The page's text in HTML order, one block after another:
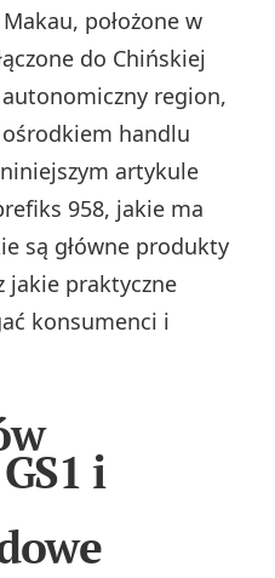
położone w
do Chińskiej
region,
handlu
artykule
958, jakie ma
są główne produkty
jakie praktyczne
konsumenci i
i